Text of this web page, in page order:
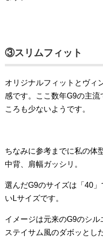
③スリムフィット
オリジナルフィットとヴィ
感です。ここ数年G9の主
ころも少ないようです。
ちなみに参考までに私の体
中背、肩幅ガッシリ。
選んだG9のサイズは「40
いLサイズです。
イメージは元来のG9のシル
ステイサム風のダボッとし